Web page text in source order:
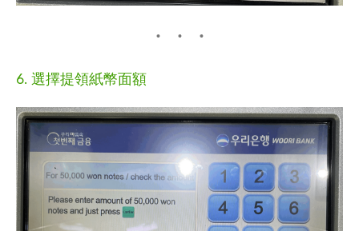
6. 選擇提領紙幣面額